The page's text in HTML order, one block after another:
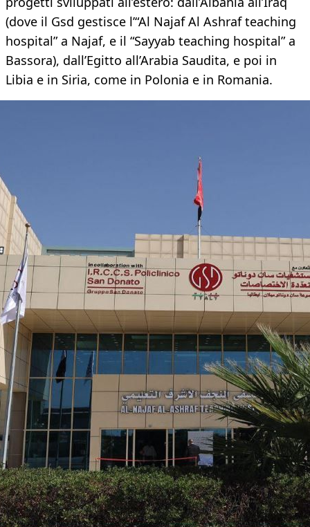
(dove il Gsd gestisce l’“Al Najaf Al Ashraf teaching
hospital” a Najaf, e il “Sayyab teaching hospital” a
Bassora), dall’Egitto all’Arabia Saudita, e poi in
Libia e in Siria, come in Polonia e in Romania.